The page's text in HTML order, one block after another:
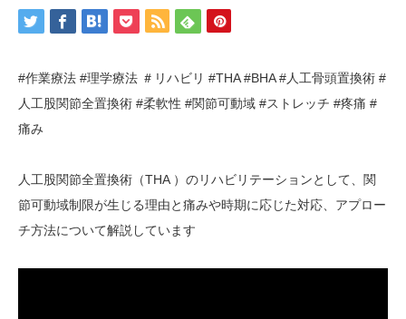
#作業療法 #理学療法 ＃リハビリ #THA #BHA #人工骨頭置換術 #
人工股関節全置換術 #柔軟性 #関節可動域 #ストレッチ #疼痛 #
痛み
人工股関節全置換術（THA ）のリハビリテーションとして、関
節可動域制限が生じる理由と痛みや時期に応じた対応、アプロー
チ方法について解説しています